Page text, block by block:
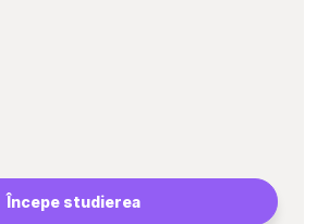
Începe studierea